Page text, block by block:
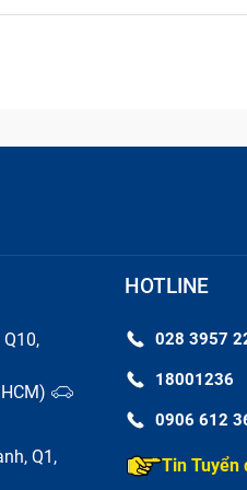
hư hỏng
của bạn xảy ra những lỗi
nên hoạt động kém
máy tính bảng ở những nơi
Q1,
HOTLINE
028 3957
18001236
0906 612
Tin Tuyển